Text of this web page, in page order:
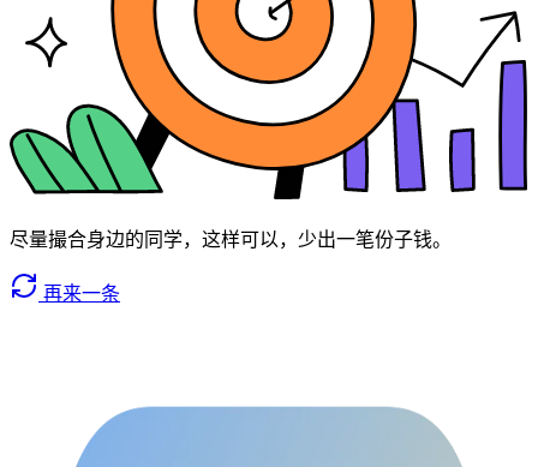
尽量撮合身边的同学，这样可以，少出一笔份子钱。
再来一条